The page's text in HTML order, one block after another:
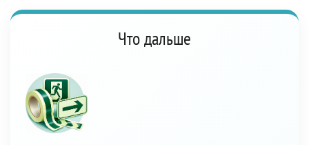
Что дальше